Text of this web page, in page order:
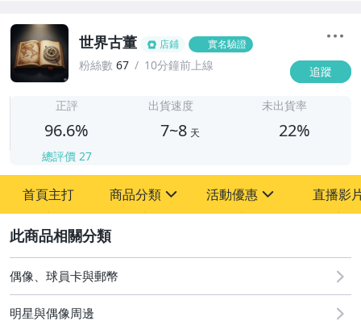
世界古董 店鋪 實名驗證
粉絲數 67 10分鐘前上線 追蹤
正評
96.6%
總評價 27
出貨速度
7~8 天
未出貨率
22%
首頁主打 商品分類
其它
活動優惠
[全店] 粉絲專享
[全店] 周年慶
直播影
偶像、球員卡與郵幣
明星與偶像周邊